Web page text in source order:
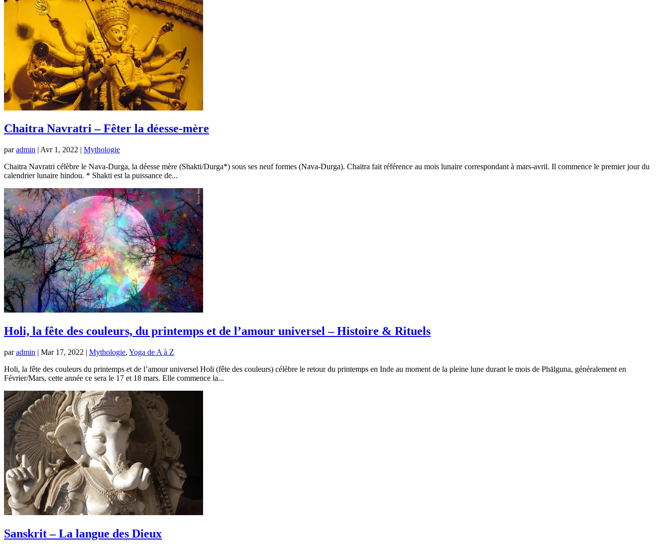
Chaitra Navratri – Fêter la déesse-mère
paradmin | Avr 1, 2022 | Mythologie
Chaitra Navratri célèbre le Nava-Durga, la déesse mère (Shakti/Durga*) sous ses neuf formes (Nava-Durga). Chaitra fait référence au mois lunaire correspondant à mars-avril. Il commence le premier jour du
calendrier lunaire hindou. * Shakti est la puissance de...
Holi, la fête des couleurs, du printemps et de l’amour universel – Histoire & Rituels
paradmin | Mar 17, 2022 | Mythologie, Yoga de A à Z
Holi, la fête des couleurs du printemps et de l’amour universel Holi (fête des couleurs) célèbre le retour du printemps en Inde au moment de la pleine lune durant le mois de Phālguna, généralement en
Février/Mars, cette année ce sera le 17 et 18 mars. Elle commence la...
Sanskrit – La langue des Dieux